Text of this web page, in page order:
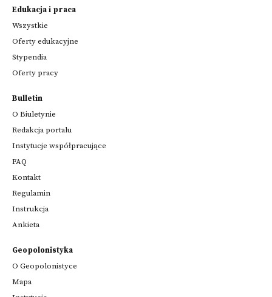
Edukacja i praca
Wszystkie
Oferty edukacyjne
Stypendia
Oferty pracy
Bulletin
O Biuletynie
Redakcja portalu
Instytucje współpracujące
FAQ
Kontakt
Regulamin
Instrukcja
Ankieta
Geopolonistyka
O Geopolonistyce
Mapa